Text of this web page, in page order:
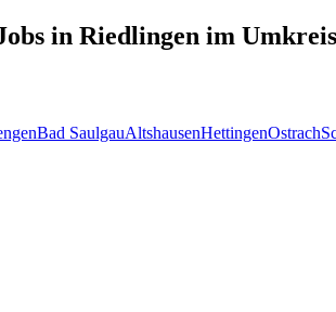
in Riedlingen im
Bad SaulgauAltshausenHettingenOstrach